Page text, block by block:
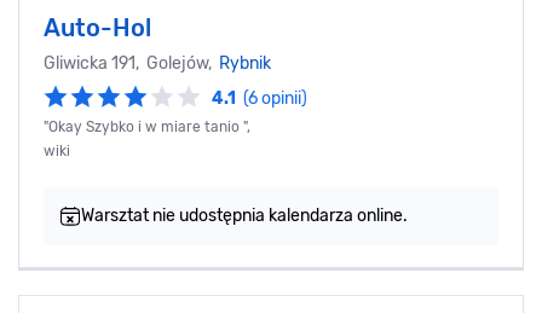
Auto-Hol
Gliwicka 191, Golejów, Rybnik
4.1 (6 opinii)
"Okay Szybko i w miare tanio ",
wiki
Warsztat nie udostępnia kalendarza online.